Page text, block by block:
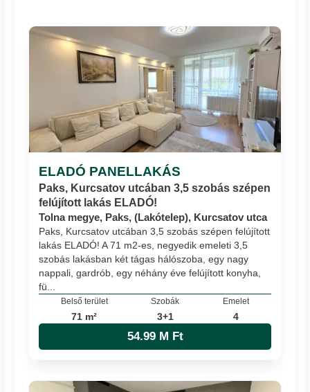
ELADÓ PANELLAKÁS
Paks, Kurcsatov utcában 3,5 szobás szépen
felújított lakás ELADÓ!
Tolna megye, Paks, (Lakótelep), Kurcsatov utca
Paks, Kurcsatov utcában 3,5 szobás szépen felújított
lakás ELADÓ! A 71 m2-es, negyedik emeleti 3,5
szobás lakásban két tágas hálószoba, egy nagy
nappali, gardrób, egy néhány éve felújított konyha,
fü...
Belső terület
71 m²
Szobák
3+1
Emelet
4
54.99 M Ft